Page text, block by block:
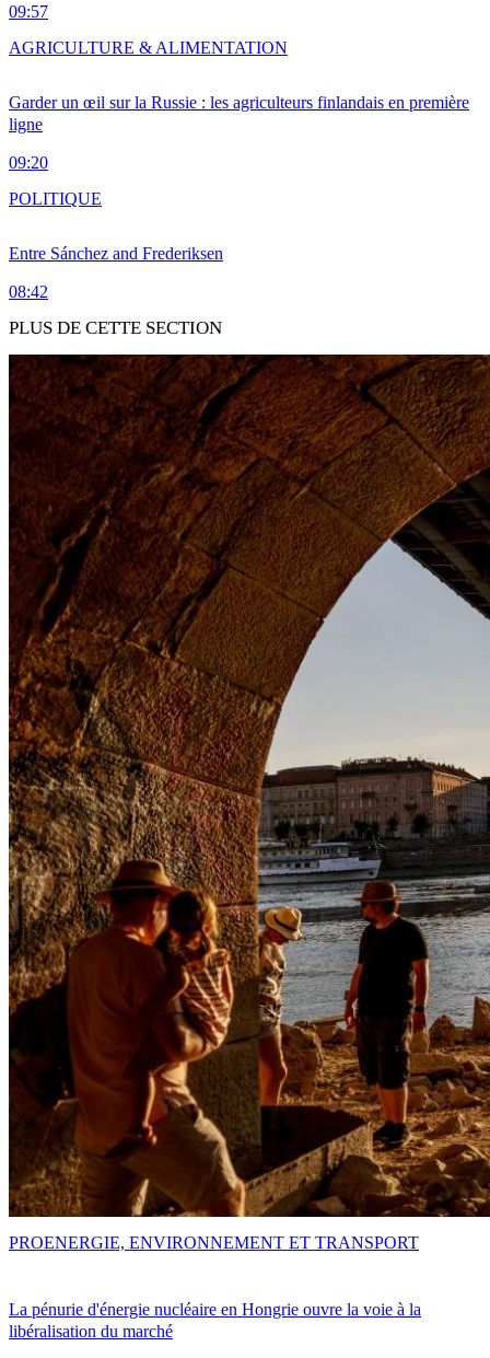
09:57
Garder un œil sur la Russie : les agriculteurs finlandais en première
ligne
09:20
AGRICULTURE & ALIMENTATION
Entre Sánchez and Frederiksen
08:42
POLITIQUE
PLUS DE CETTE SECTION
La pénurie d'énergie nucléaire en Hongrie ouvre la voie à la
libéralisation du marché
PROENERGIE, ENVIRONNEMENT ET TRANSPORT